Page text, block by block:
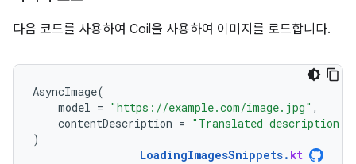
다음 코드를 사용하여 Coil을 사용하여 이미지를 로드합니다.
AsyncImage(
model = "https://example.com/image.jpg" ,
contentDescription = "Translated description
)
LoadingImagesSnippets. kt